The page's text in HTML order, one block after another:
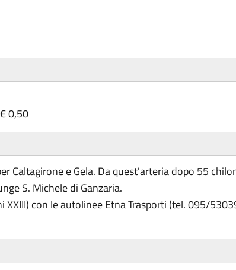
0,50
Caltagirone e Gela. Da quest'arteria dopo 55
S. Michele di Ganzaria.
con le autolinee Etna Trasporti (tel. 095/